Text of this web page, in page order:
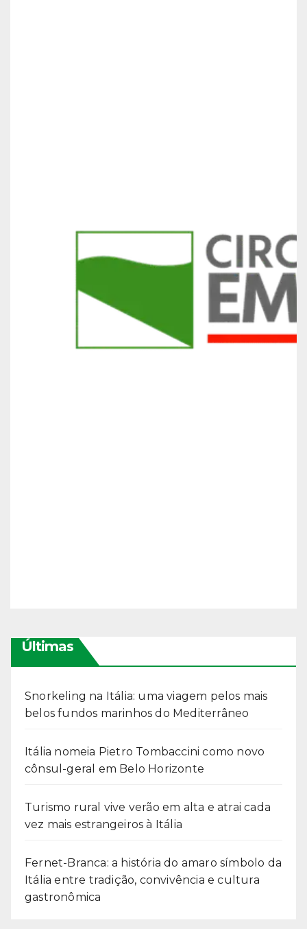
Últimas
Snorkeling na Itália: uma viagem pelos mais
belos fundos marinhos do Mediterrâneo
Itália nomeia Pietro Tombaccini como novo
cônsul-geral em Belo Horizonte
Turismo rural vive verão em alta e atrai cada
vez mais estrangeiros à Itália
Fernet-Branca: a história do amaro símbolo da
Itália entre tradição, convivência e cultura
gastronômica